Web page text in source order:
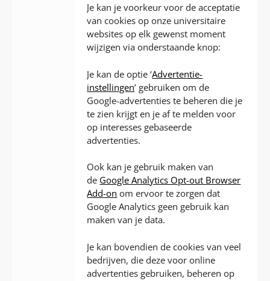
Je kan je voorkeur voor de acceptatie
van cookies op onze universitaire
websites op elk gewenst moment
wijzigen via onderstaande knop:
Je kan de optie ‘Advertentie-
instellingen’ gebruiken om de
Google-advertenties te beheren die je
te zien krijgt en je af te melden voor
op interesses gebaseerde
advertenties.
Ook kan je gebruik maken van
de Google Analytics Opt-out Browser
Add-on om ervoor te zorgen dat
Google Analytics geen gebruik kan
maken van je data.
Je kan bovendien de cookies van veel
bedrijven, die deze voor online
advertenties gebruiken, beheren op